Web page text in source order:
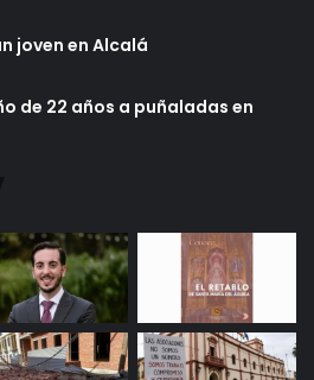
joven en Alcalá
de 22 años a puñaladas en